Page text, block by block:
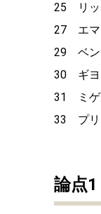
25 リッ
27 エマ
29 ベン
30 ギヨ
31 ミゲ
33 プリ
論点1